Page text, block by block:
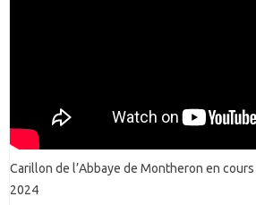
Carillon de l’Abbaye de Montheron en
2024